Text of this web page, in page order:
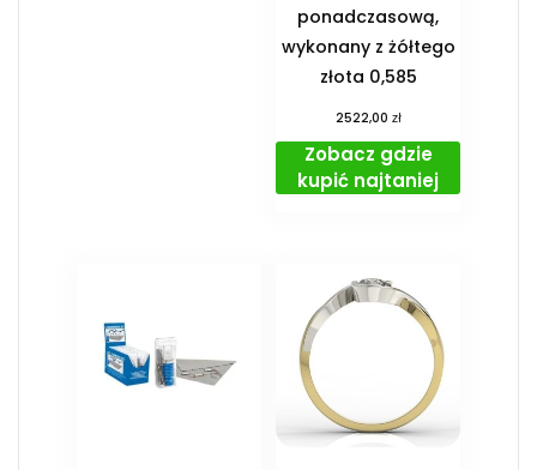
ponadczasową,
wykonany z żółtego
złota 0,585
2522,00 zł
Zobacz gdzie
kupić najtaniej